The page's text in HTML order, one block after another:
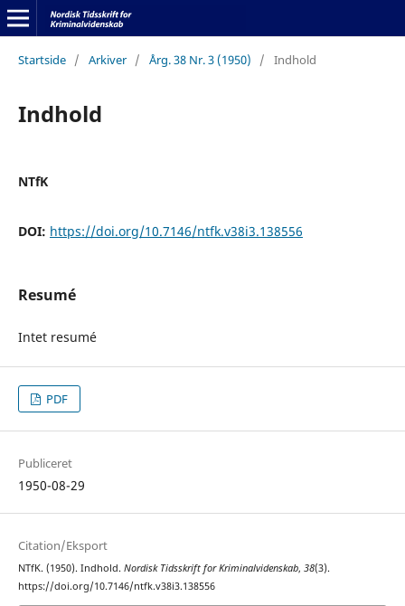
Startside / Arkiver / Årg. 38 Nr. 3 (1950) / Indhold
Indhold
NTfK
DOI: https://doi.org/10.7146/ntfk.v38i3.138556
Resumé
Intet resumé
PDF
Publiceret
1950-08-29
Citation/Eksport
NTfK. (1950). Indhold. Nordisk Tidsskrift for Kriminalvidenskab, 38(3).
https://doi.org/10.7146/ntfk.v38i3.138556